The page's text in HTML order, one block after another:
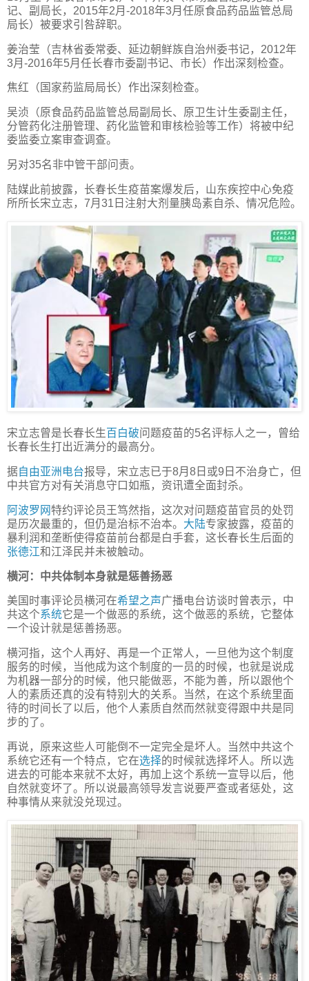
记、副局长，2015年2月-2018年3月任原食品药品监管总局
局长）被要求引咎辞职。
姜治莹（吉林省委常委、延边朝鲜族自治州委书记，2012年
3月-2016年5月任长春市委副书记、市长）作出深刻检查。
焦红（国家葯监局局长）作出深刻检查。
吴浈（原食品药品监管总局副局长、原卫生计生委副主任，
分管药化注册管理、药化监管和审核检验等工作）将被中纪
委监委立案审查调查。
另对35名非中管干部问责。
陆媒此前披露，长春长生疫苗案爆发后，山东疾控中心免疫
所所长宋立志，7月31日注射大剂量胰岛素自杀、情况危险。
宋立志曾是长春长生百白破问题疫苗的5名评标人之一，曾给
长春长生打出近满分的最高分。
据自由亚洲电台报导，宋立志已于8月8日或9日不治身亡，但
中共官方对有关消息守口如瓶，资讯遭全面封杀。
阿波罗网特约评论员王笃然指，这次对问题疫苗官员的处罚
是历次最重的，但仍是治标不治本。 大陆专家披露，疫苗的
暴利润和垄断使得疫苗前台都是白手套，这长春长生后面的
张德江和江泽民并未被触动。
横河：中共体制本身就是惩善扬恶
美国时事评论员横河在希望之声广播电台访谈时曾表示，中
共这个系统它是一个做恶的系统，这个做恶的系统，它整体
一个设计就是惩善扬恶。
横河指，这个人再好、再是一个正常人，一旦他为这个制度
服务的时候，当他成为这个制度的一员的时候，也就是说成
为机器一部分的时候，他只能做恶，不能为善，所以跟他个
人的素质还真的没有特别大的关系。当然，在这个系统里面
待的时间长了以后，他个人素质自然而然就变得跟中共是同
步的了。
再说，原来这些人可能倒不一定完全是坏人。当然中共这个
系统它还有一个特点，它在选择的时候就选择坏人。所以选
进去的可能本来就不太好，再加上这个系统一宣导以后，他
自然就变坏了。所以说最高领导发言说要严查或者惩处，这
种事情从来就没兑现过。